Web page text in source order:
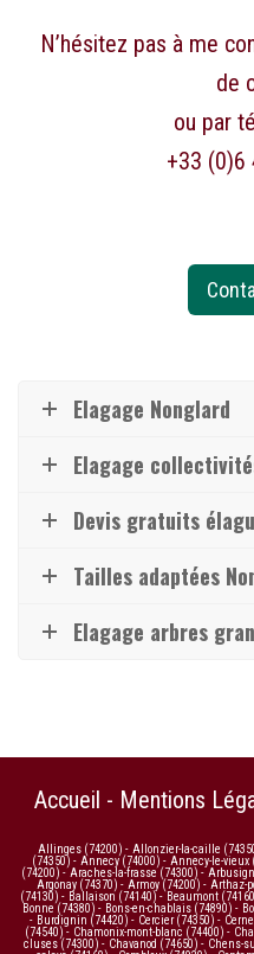
N’hésitez pas à me
de
ou par
+33 (0)6
Elagage Nonglard
Elagage
Devis gratuits
Tailles adaptées
Elagage arbres
Accueil - Mentions
Allinges (74200) - Allonzier-la-caille
(74350) - Annecy (74000) - Annecy-le-vieux
(74200) - Araches-la-frasse (74300) -
Argonay (74370) - Armoy (74200) - Arthaz-
(74130) - Ballaison (74140) -Beaumont
Bonne (74380) - Bons-en-chablais (74890) -
- Burdignin (74420) - Cercier (74350) -
(74540) - Chamonix-mont-blanc (74400) -
cluses (74300) - Chavanod (74650) - Chens-